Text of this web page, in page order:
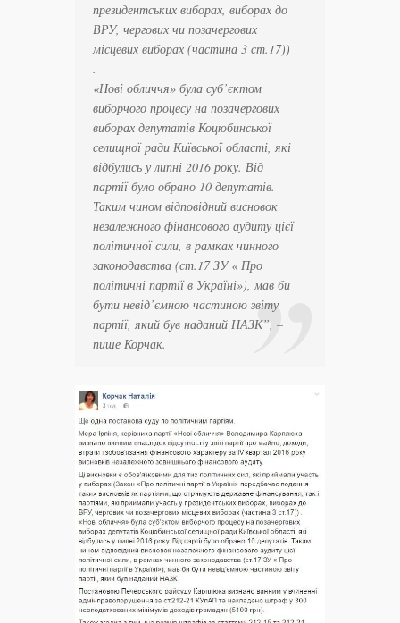
президентських виборах, виборах до
ВРУ, чергових чи позачергових
місцевих виборах (частина 3 ст.17))
.
«Нові обличчя» була суб’єктом
виборчого процесу на позачергових
виборах депутатів Коцюбинської
селищної ради Київської області, які
відбулись у липні 2016 року. Від
партії було обрано 10 депутатів.
Таким чином відповідний висновок
незалежного фінансового аудиту цієї
політичної сили, в рамках чинного
законодавства (ст.17 ЗУ « Про
політичні партії в Україні»), мав би
бути невід’ємною частиною звіту
партії, який був наданий НАЗК”, –
пише Корчак.